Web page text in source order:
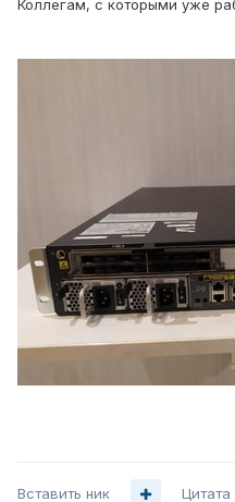
Коллегам, с которыми уже
Вставить ник Цитата